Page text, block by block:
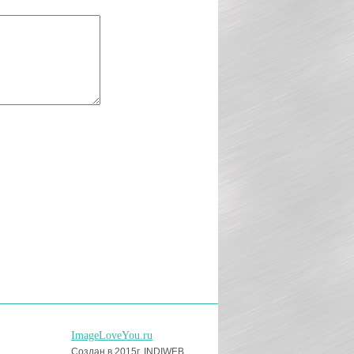
ImageLoveYou.ru
Создан в 2015г, INDIWEB